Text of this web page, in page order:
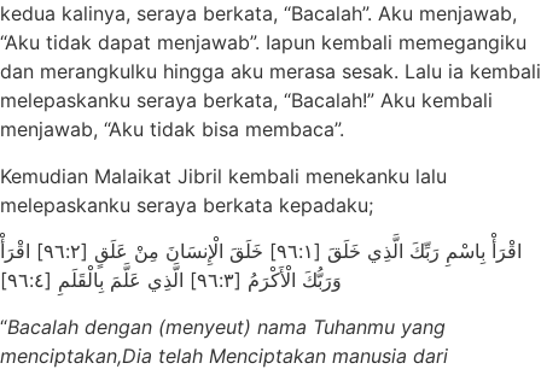
kedua kalinya, seraya berkata, “Bacalah”. Aku menjawab,
“Aku tidak dapat menjawab”. Iapun kembali memegangiku
dan merangkulku hingga aku merasa sesak. Lalu ia kembali
melepaskanku seraya berkata, “Bacalah!” Aku kembali
menjawab, “Aku tidak bisa membaca”.
Kemudian Malaikat Jibril kembali menekanku lalu
melepaskanku seraya berkata kepadaku;
اقْرَأْ بِاسْمِ رَبِّكَ الَّذِي خَلَقَ [٩٦:١] خَلَقَ الْإِنسَانَ مِنْ عَلَقٍ [٩٦:٢] اقْرَأْ
وَرَبُّكَ الْأَكْرَمُ [٩٦:٣] الَّذِي عَلَّمَ بِالْقَلَمِ [٩٦:٤]
“Bacalah dengan (menyeut) nama Tuhanmu yang
menciptakan,Dia telah Menciptakan manusia dari